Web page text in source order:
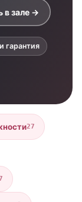
в зале →
гарантия
27